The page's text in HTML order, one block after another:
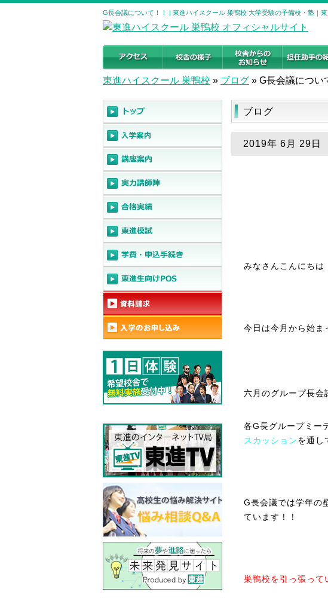
G長会議について！！ | 東進ハイスクール 巣鴨校 大学受験の予備校・塾｜
東進ハイスクール 巣鴨校 » ブログ » G長会議につい
ブログ
2019年 6月 29日
みなさんこんにちは
今日は今月から始ま
六月のグループ長会
各G長グループミー
スカッションを通し
G長会議では学年の
ています！！
巣鴨校を引っ張って